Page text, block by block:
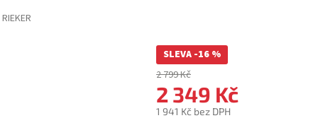
RIEKER
SLEVA -16 %
2 799 Kč
2 349 Kč
1 941 Kč bez DPH